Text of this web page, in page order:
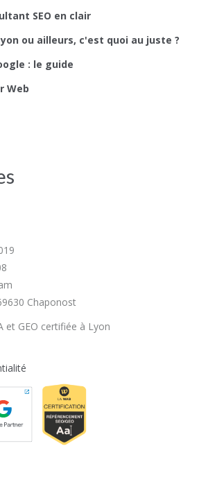
SEO en clair
ou ailleurs, c'est quoi au juste ?
: le guide
Web
Chaponost
et GEO certifiée à Lyon